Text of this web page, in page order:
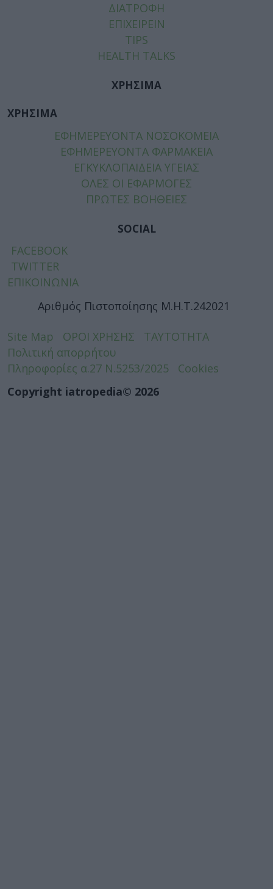
ΔΙΑΤΡΟΦΗ
ΕΠΙΧΕΙΡΕΙΝ
TIPS
HEALTH TALKS
ΧΡΗΣΙΜΑ
ΧΡΗΣΙΜΑ
ΕΦΗΜΕΡΕΥΟΝΤΑ ΝΟΣΟΚΟΜΕΙΑ
ΕΦΗΜΕΡΕΥΟΝΤΑ ΦΑΡΜΑΚΕΙΑ
ΕΓΚΥΚΛΟΠΑΙΔΕΙΑ ΥΓΕΙΑΣ
ΟΛΕΣ ΟΙ ΕΦΑΡΜΟΓΕΣ
ΠΡΩΤΕΣ ΒΟΗΘΕΙΕΣ
SOCIAL
FACEBOOK
TWITTER
ΕΠΙΚΟΙΝΩΝΙΑ
Αριθμός Πιστοποίησης Μ.Η.Τ.242021
Site Map ΟΡΟΙ ΧΡΗΣΗΣ
ΤΑΥΤΟΤΗΤΑ
Πολιτική απορρήτου
Πληροφορίες α.27 Ν.5253/2025
Cookies
Copyright iatropedia© 2026